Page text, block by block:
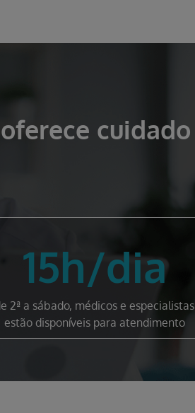
cuidado
15h/dia
2ª a sábado, médicos e especialistas
estão disponíveis para atendimento